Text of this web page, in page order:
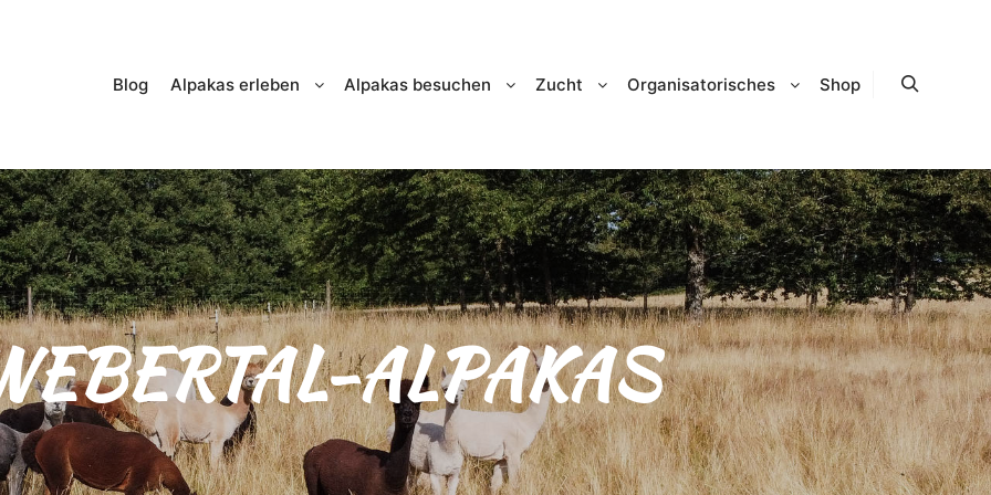
Blog Alpakas erleben Alpakas besuchen Zucht Organisatorisches Shop
ALPAKAS